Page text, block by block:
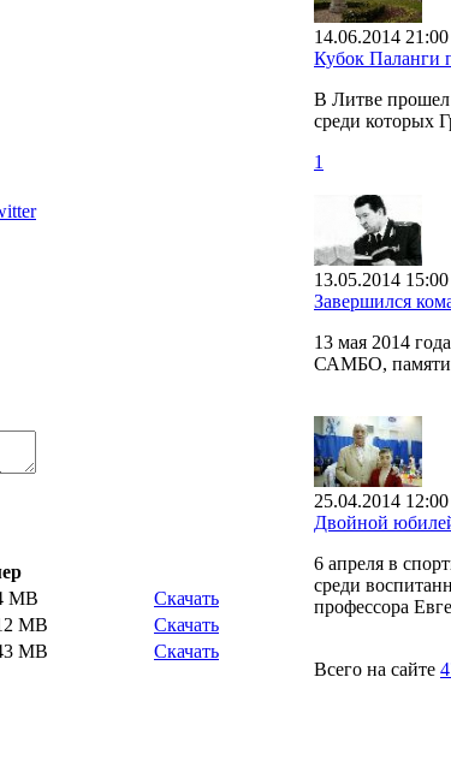
MB
Скачать
MB
Скачать
MB Скачать
14.06.2014 21:00
Кубок
В Литве
среди которых
1
13.05.2014 15:00
Завершился
13 мая 2014
САМБО, памяти
25.04.2014 12:00
Двойной
6 апреля в
среди
профессора
Всего на сайте